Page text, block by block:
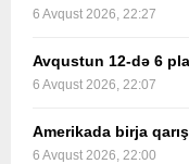
6 Avqust 2026, 22:27
Avqustun 12-də 6
6 Avqust 2026, 22:07
Amerikada birja
6 Avqust 2026, 22:00